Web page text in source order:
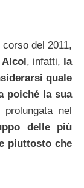
del 2011,
Alcol, infatti, la
quale
poiché la sua
nel
delle più
piuttosto che